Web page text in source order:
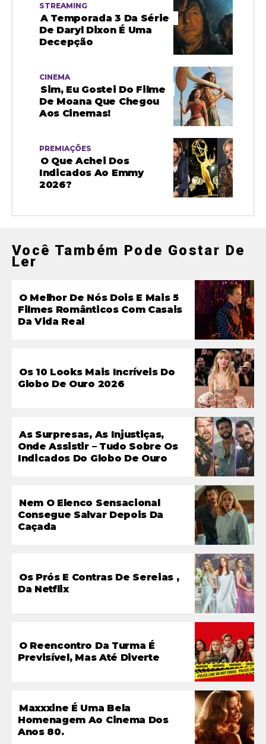
STREAMING
A Temporada 3 Da Série
De Daryl Dixon É Uma
Decepção
CINEMA
Sim, Eu Gostei Do Filme
De Moana Que Chegou
Aos Cinemas!
PREMIAÇÕES
O Que Achei Dos
Indicados Ao Emmy
2026?
Você Também Pode Gostar De
Ler
O Melhor De Nós Dois E Mais 5
Filmes Românticos Com Casais
Da Vida Real
Os 10 Looks Mais Incríveis Do
Globo De Ouro 2026
As Surpresas, As Injustiças,
Onde Assistir – Tudo Sobre Os
Indicados Do Globo De Ouro
Nem O Elenco Sensacional
Consegue Salvar Depois Da
Caçada
Os Prós E Contras De Sereias ,
Da Netflix
O Reencontro Da Turma É
Previsível, Mas Até Diverte
Maxxxine É Uma Bela
Homenagem Ao Cinema Dos
Anos 80.